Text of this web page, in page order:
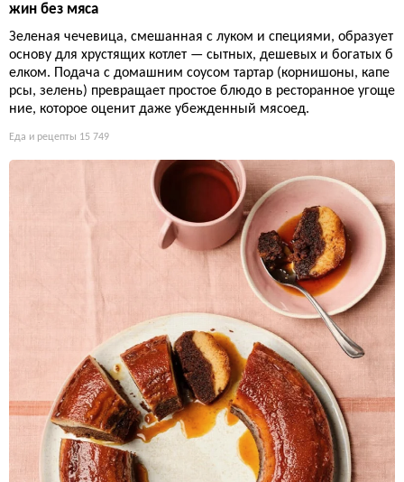
жин без мяса
Зеленая чечевица, смешанная с луком и специями, образует
основу для хрустящих котлет — сытных, дешевых и богатых б
елком. Подача с домашним соусом тартар (корнишоны, капе
рсы, зелень) превращает простое блюдо в ресторанное угоще
ние, которое оценит даже убежденный мясоед.
Еда и рецепты 15 749